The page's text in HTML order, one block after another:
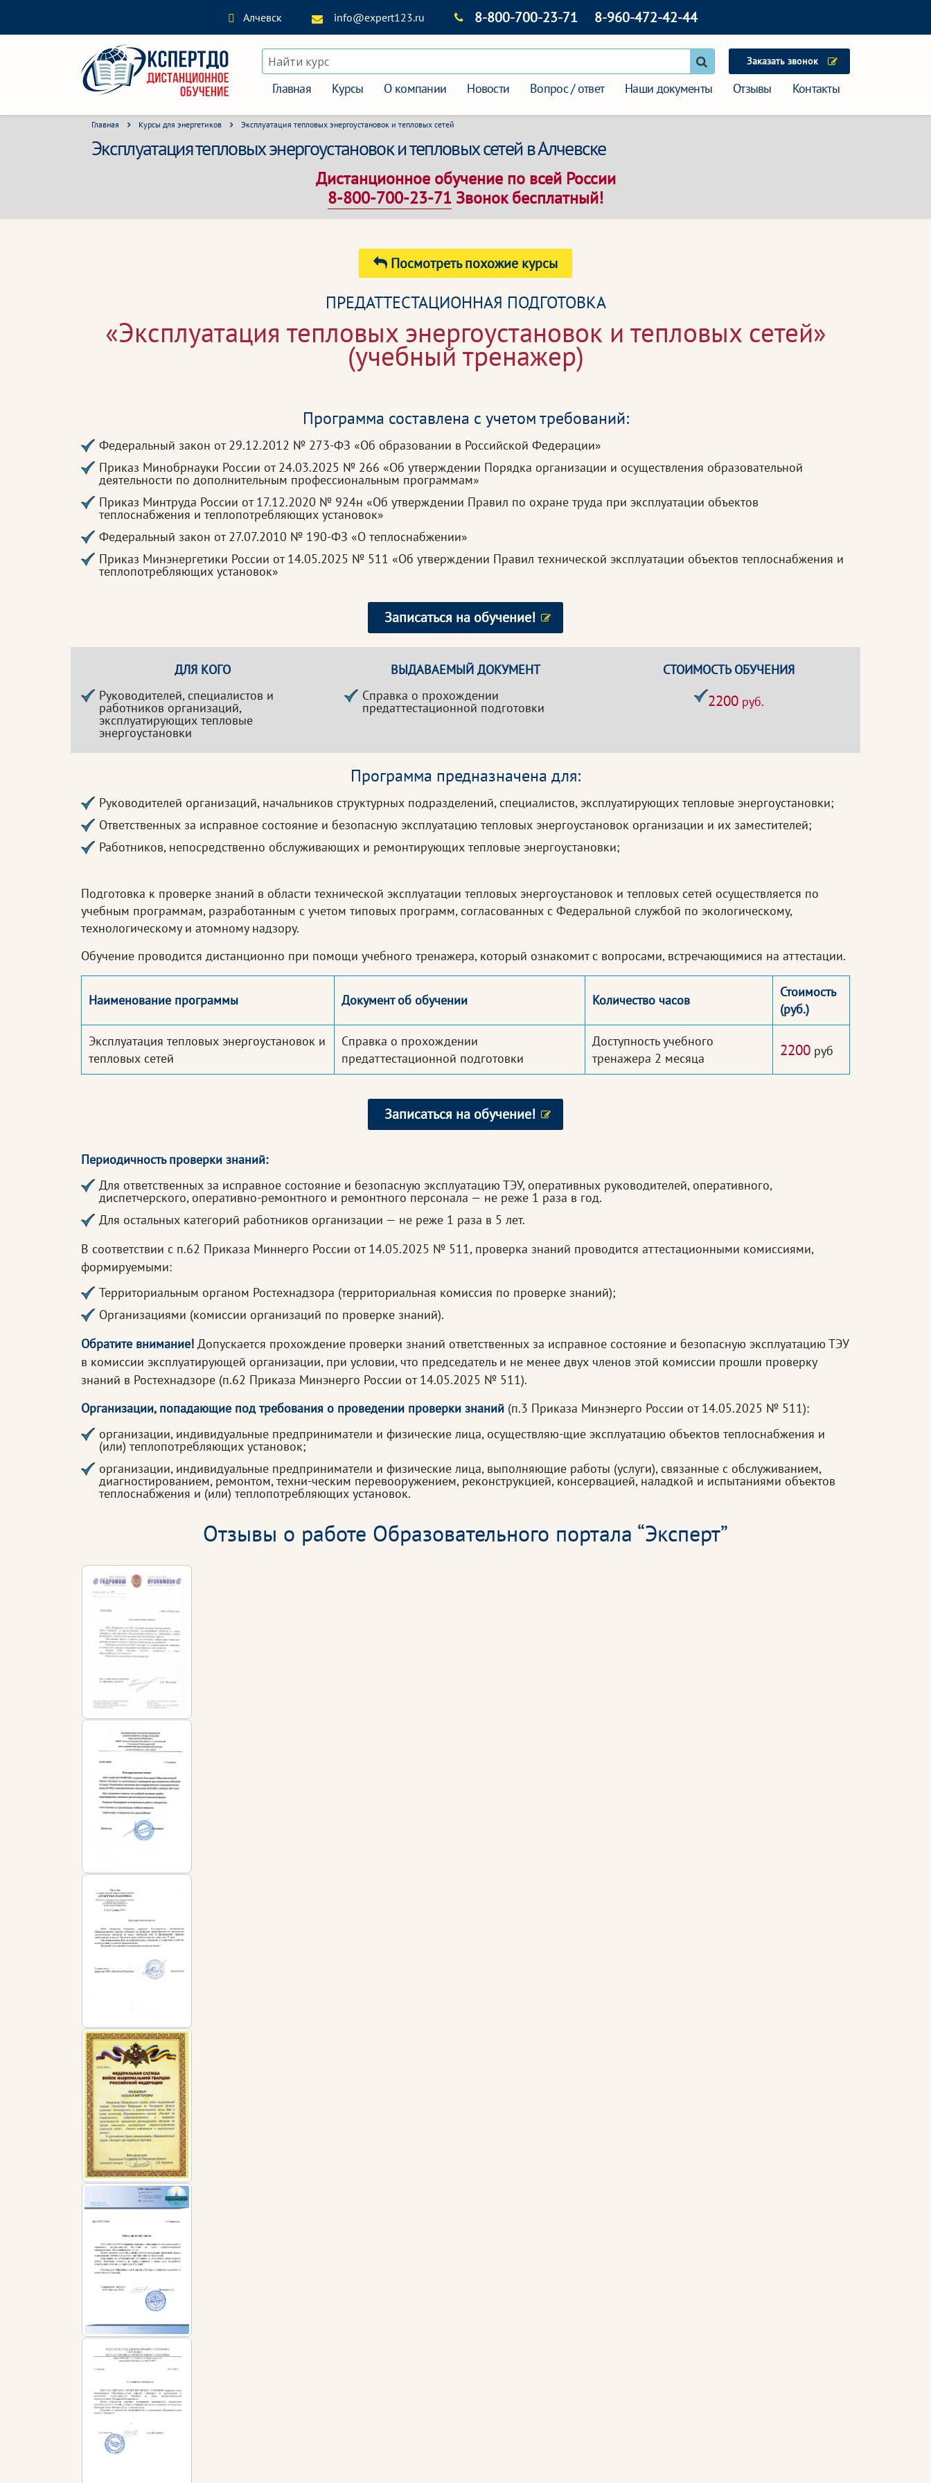
Алчевск info@expert123.ru 8-800-700-23-71 8-960-472-42-44
Найти курс Заказать звонок
Главная Курсы О компании Новости Вопрос / ответ Наши документы Отзывы Контакты
Главная Курсы для энергетиков Эксплуатация тепловых энергоустановок и тепловых сетей
Эксплуатация тепловых энергоустановок и тепловых сетей в Алчевске
Дистанционное обучение по всей России
8-800-700-23-71 Звонок бесплатный!
Посмотреть похожие курсы
ПРЕДАТТЕСТАЦИОННАЯ ПОДГОТОВКА
«Эксплуатация тепловых энергоустановок и тепловых сетей»
(учебный тренажер)
Программа составлена с учетом требований:
Федеральный закон от 29.12.2012 № 273-ФЗ «Об образовании в Российской Федерации»
Приказ Минобрнауки России от 24.03.2025 № 266 «Об утверждении Порядка организации и осуществления образовательной
деятельности по дополнительным профессиональным программам»
Приказ Минтруда России от 17.12.2020 № 924н «Об утверждении Правил по охране труда при эксплуатации объектов
теплоснабжения и теплопотребляющих установок»
Федеральный закон от 27.07.2010 № 190-ФЗ «О теплоснабжении»
Приказ Минэнергетики России от 14.05.2025 № 511 «Об утверждении Правил технической эксплуатации объектов теплоснабжения и
теплопотребляющих установок»
Записаться на обучение!
ДЛЯ КОГО
Руководителей, специалистов и
работников организаций,
эксплуатирующих тепловые
энергоустановки
ВЫДАВАЕМЫЙ ДОКУМЕНТ
Справка о прохождении
предаттестационной подготовки
СТОИМОСТЬ ОБУЧЕНИЯ
2200руб.
Программа предназначена для:
Руководителей организаций, начальников структурных подразделений, специалистов, эксплуатирующих тепловые энергоустановки;
Ответственных за исправное состояние и безопасную эксплуатацию тепловых энергоустановок организации и их заместителей;
Работников, непосредственно обслуживающих и ремонтирующих тепловые энергоустановки;
Подготовка к проверке знаний в области технической эксплуатации тепловых энергоустановок и тепловых сетей осуществляется по
учебным программам, разработанным с учетом типовых программ, согласованных с Федеральной службой по экологическому,
технологическому и атомному надзору.
Обучение проводится дистанционно при помощи учебного тренажера, который ознакомит с вопросами, встречающимися на аттестации.
Наименование программы Документ об обучении Количество часов
Стоимость
(руб.)
Эксплуатация тепловых энергоустановок и
тепловых сетей
Справка о прохождении
предаттестационной подготовки
Доступность учебного
тренажера 2 месяца
2200 руб
Записаться на обучение!
Периодичность проверки знаний:
Для ответственных за исправное состояние и безопасную эксплуатацию ТЭУ, оперативных руководителей, оперативного,
диспетчерского, оперативно-ремонтного и ремонтного персонала — не реже 1 раза в год.
Для остальных категорий работников организации — не реже 1 раза в 5 лет.
В соответствии с п.62 Приказа Миннерго России от 14.05.2025 № 511, проверка знаний проводится аттестационными комиссиями,
формируемыми:
Территориальным органом Ростехнадзора (территориальная комиссия по проверке знаний);
Организациями (комиссии организаций по проверке знаний).
Обратите внимание! Допускается прохождение проверки знаний ответственных за исправное состояние и безопасную эксплуатацию ТЭУ
в комиссии эксплуатирующей организации, при условии, что председатель и не менее двух членов этой комиссии прошли проверку
знаний в Ростехнадзоре (п.62 Приказа Минэнерго России от 14.05.2025 № 511).
Организации, попадающие под требования о проведении проверки знаний (п.3 Приказа Минэнерго России от 14.05.2025 № 511):
организации, индивидуальные предприниматели и физические лица, осуществляю-щие эксплуатацию объектов теплоснабжения и
(или) теплопотребляющих установок;
организации, индивидуальные предприниматели и физические лица, выполняющие работы (услуги), связанные с обслуживанием,
диагностированием, ремонтом, техни-ческим перевооружением, реконструкцией, консервацией, наладкой и испытаниями объектов
теплоснабжения и (или) теплопотребляющих установок.
Отзывы о работе Образовательного портала “Эксперт”